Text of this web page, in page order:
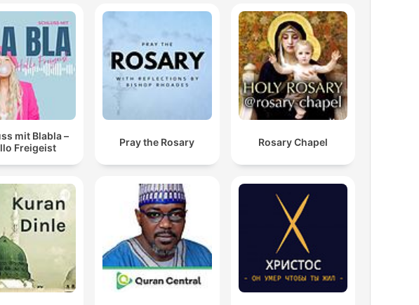
mit Blabla –
Freigeist
Pray the Rosary Rosary Chapel